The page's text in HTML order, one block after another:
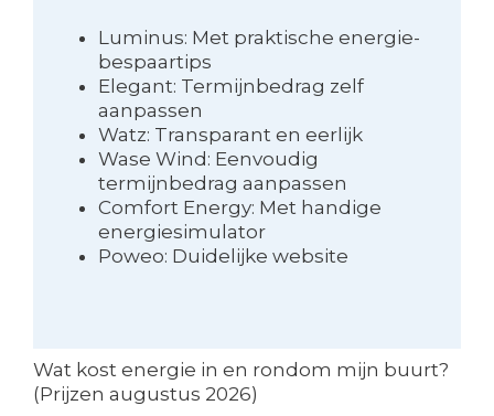
Luminus: Met praktische energie-
bespaartips
Elegant: Termijnbedrag zelf
aanpassen
Watz: Transparant en eerlijk
Wase Wind: Eenvoudig
termijnbedrag aanpassen
Comfort Energy: Met handige
energiesimulator
Poweo: Duidelijke website
Wat kost energie in en rondom mijn buurt?
(Prijzen augustus 2026)